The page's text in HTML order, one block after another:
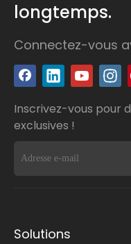
longtemps.
Connectez-vous
Inscrivez-vous pour
exclusives !
Solutions